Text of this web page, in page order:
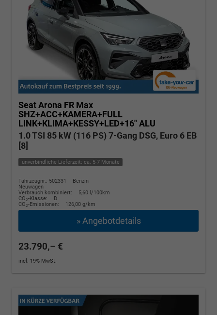
Seat Arona FR Max
SHZ+ACC+KAMERA+FULL
LINK+KLIMA+KESSY+LED+16" ALU
1.0 TSI 85 kW (116 PS) 7-Gang DSG, Euro 6 EB
[8]
unverbindliche Lieferzeit: ca. 5-7 Monate
Fahrzeugnr.: 502331
Benzin
Neuwagen
Verbrauch kombiniert:
5,60 l/100km
CO2-Klasse:
D
CO2-Emissionen: 126,00 g/km
» Angebotdetails
23.790,– €
incl. 19% MwSt.